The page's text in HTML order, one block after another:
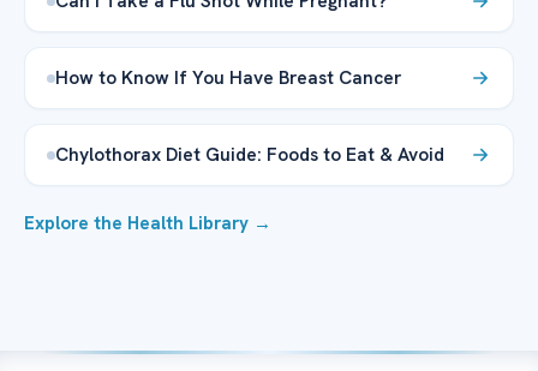
How to Know If You Have Breast Cancer
Chylothorax Diet Guide: Foods to Eat & Avoid
Explore the Health Library →